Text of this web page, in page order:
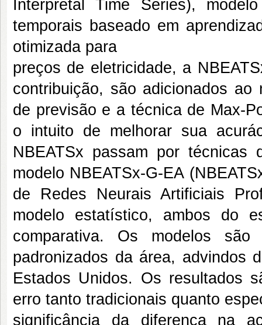
Interpretal Time Series),
temporais baseado em
otimizada para
preços de eletricidade, a
contribuição, são adicionados
de previsão e a técnica de Max-
o intuito de melhorar sua
NBEATSx passam por técnicas
modelo NBEATSx-G-EA
de Redes Neurais Artificiais
modelo estatístico, ambos do
comparativa. Os modelos
padronizados da área, advindos
Estados Unidos. Os resultados
erro tanto tradicionais quanto
significância da diferença na